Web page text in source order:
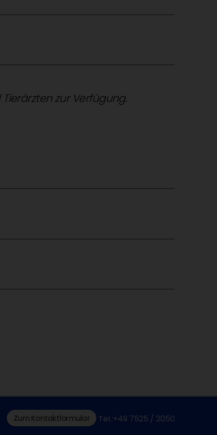
zur Verfügung.
Zum Kontaktformular Tel.:+49 7525 / 2050